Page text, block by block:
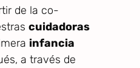
de la co-
cuidadoras
infancia
a través de